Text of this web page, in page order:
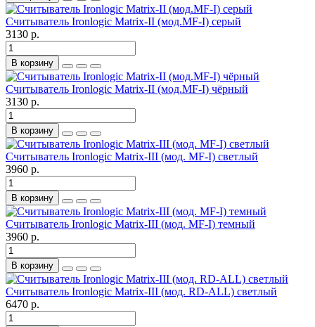
Считыватель Ironlogic Matrix-II (мод.MF-I) серый
3130 р.
В корзину
Считыватель Ironlogic Matrix-II (мод.MF-I) чёрный
3130 р.
В корзину
Считыватель Ironlogic Matrix-III (мод. MF-I) светлый
3960 р.
В корзину
Считыватель Ironlogic Matrix-III (мод. MF-I) темный
3960 р.
В корзину
Считыватель Ironlogic Matrix-III (мод. RD-ALL) светлый
6470 р.